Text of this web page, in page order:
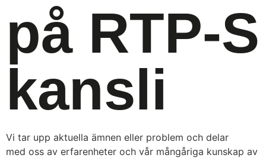
på RTP-S
kansli
Vi tar upp aktuella ämnen eller problem och delar
med oss av erfarenheter och vår mångåriga kunskap av